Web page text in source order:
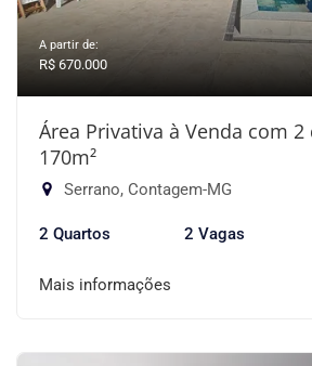
A partir de:
R$ 670.000
Área Privativa à Venda com
170m²
Serrano, Contagem-MG
2 Quartos 2 Vagas
Mais informações